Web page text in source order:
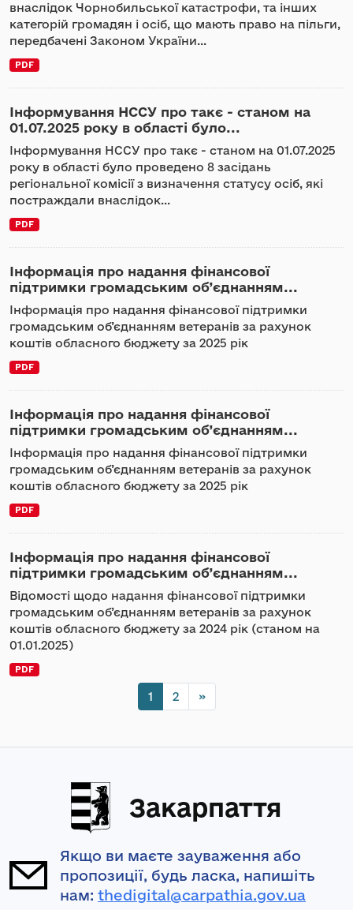
внаслідок Чорнобильської катастрофи, та інших
категорій громадян і осіб, що мають право на пільги,
передбачені Законом України...
PDF
Інформування НССУ про такє - станом на
01.07.2025 року в області було...
Інформування НССУ про такє - станом на 01.07.2025
року в області було проведено 8 засідань
регіональної комісії з визначення статусу осіб, які
постраждали внаслідок...
PDF
Інформація про надання фінансової
підтримки громадським об’єднанням...
Інформація про надання фінансової підтримки
громадським об’єднанням ветеранів за рахунок
коштів обласного бюджету за 2025 рік
PDF
Інформація про надання фінансової
підтримки громадським об’єднанням...
Інформація про надання фінансової підтримки
громадським об’єднанням ветеранів за рахунок
коштів обласного бюджету за 2025 рік
PDF
Інформація про надання фінансової
підтримки громадським об’єднанням...
Відомості щодо надання фінансової підтримки
громадським об’єднанням ветеранів за рахунок
коштів обласного бюджету за 2024 рік (станом на
01.01.2025)
PDF
1 2 »
Закарпаття
Якщо ви маєте зауваження або
пропозиції, будь ласка, напишіть
нам: thedigital@carpathia.gov.ua